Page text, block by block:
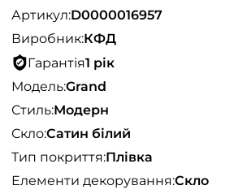
Артикул:D0000016957
Виробник:КФД
Гарантія1 рік
Модель:Grand
Стиль:Модерн
Скло:Сатин білий
Тип покриття:Плівка
Елементи декорування:Скло